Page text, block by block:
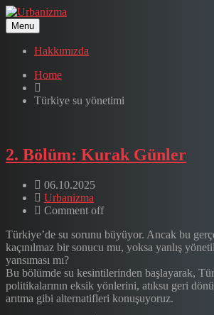
Menu
Hakkımızda
Home
Türkiye su yönetimi
2. Bölüm: Kurak Günler
06.10.2025
Urbanizma
Comment off
Türkiye’de su sorunu büyüyor. Ancak bu
kaçınılmaz bir sonucu mu, yoksa yanlış
yansıması mı?
Bu bölümde su kesintilerinden başlayarak,
politikalarının eksik yönlerini, atıksu geri
arıtma gibi alternatifleri konuşuyoruz.